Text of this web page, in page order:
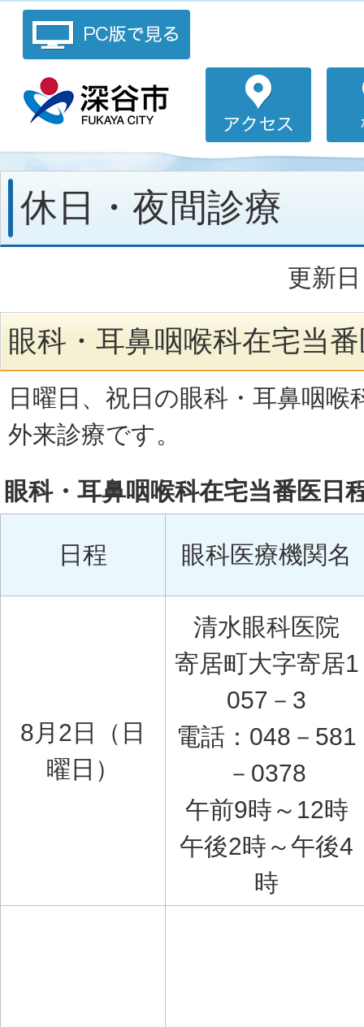
休日・夜間診療
更新
眼科・耳鼻咽喉科在宅当
日曜日、祝日の眼科・耳鼻咽喉
外来診療です。
眼科・耳鼻咽喉科在宅当番医日
日程 眼科医療機関名
8月2日（日
曜日）
清水眼科医院
寄居町大字寄居1
057－3
電話：048－581
－0378
午前9時～12時
午後2時～午後4
時